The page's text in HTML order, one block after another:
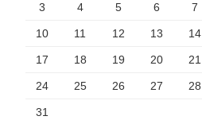
3 4 5 6 7
10 11 12 13 14
17 18 19 20 21
24 25 26 27 28
31